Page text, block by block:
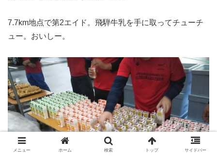
7.7km地点で第2エイド。飛騨牛乳を手に取ってチューチ
ュー。おいしー。
メニュー ホーム 検索 トップ サイドバー